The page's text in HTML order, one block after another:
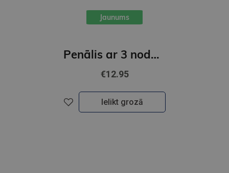
Jaunums
Penālis ar 3 nodalījumiem, bez piederumiem, " K-POP "
€12.95
Ielikt grozā